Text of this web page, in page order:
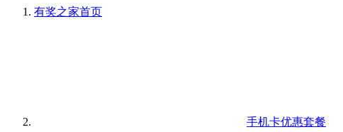
有奖之家首页
手机卡优惠套餐